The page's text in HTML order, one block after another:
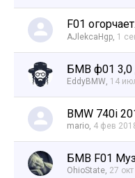
F01
AJlekcaHgp, 1
БМВ ф01 3,0
EddyBMW, 14
BMW 740i
mario, 4 фев
БМВ F01
OhioState, 27